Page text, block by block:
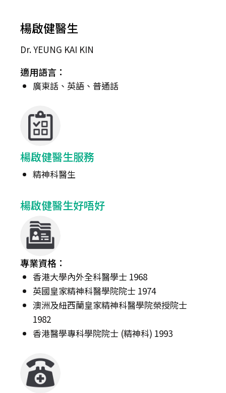
楊啟健醫生
Dr. YEUNG KAI KIN
適用語言：
廣東話、英語、普通話
楊啟健醫生服務
精神科醫生
楊啟健醫生好唔好
專業資格：
香港大學內外全科醫學士 1968
英國皇家精神科醫學院院士 1974
澳洲及紐西蘭皇家精神科醫學院榮授院士
1982
香港醫學專科學院院士 (精神科) 1993